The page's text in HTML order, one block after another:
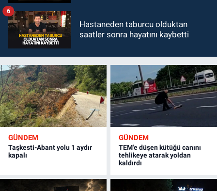
Hastaneden taburcu olduktan
saatler sonra hayatını kaybetti
6
GÜNDEM
Taşkesti-Abant yolu 1 aydır
kapalı
GÜNDEM
TEM'e düşen kütüğü canını
tehlikeye atarak yoldan
kaldırdı